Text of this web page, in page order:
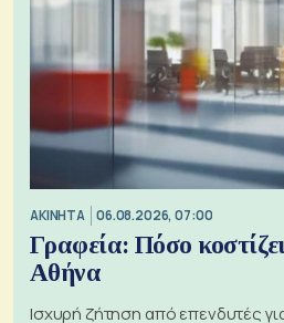
ΑΚΙΝΗΤΑ 06.08.2026, 07:00
Γραφεία: Πόσο
Αθήνα
Ισχυρή ζήτηση από επενδυτές